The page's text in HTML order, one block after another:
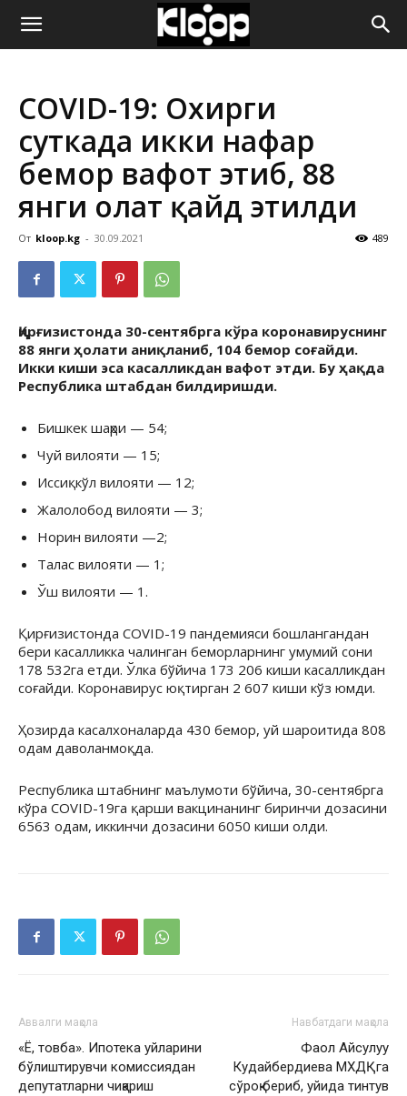
ҚИРҒИЗИСТОН
ЯНГИЛИКЛАРИ
COVID-19: Охирги
суткада икки нафар
бемор вафот этиб, 88
янги ҳолат қайд этилди
От kloop.kg - 30.09.2021 489
Қирғизистонда 30-сентябрга кўра коронавируснинг
88 янги ҳолати аниқланиб, 104 бемор соғайди.
Икки киши эса касалликдан вафот этди. Бу ҳақда
Республика штабдан билдиришди.
Бишкек шаҳри — 54;
Чуй вилояти — 15;
Иссиқкўл вилояти — 12;
Жалолобод вилояти — 3;
Норин вилояти —2;
Талас вилояти — 1;
Ўш вилояти — 1.
Қирғизистонда COVID-19 пандемияси бошлангандан
бери касалликка чалинган беморларнинг умумий сони
178 532га етди. Ўлка бўйича 173 206 киши касалликдан
соғайди. Коронавирус юқтирган 2 607 киши кўз юмди.
Ҳозирда касалхоналарда 430 бемор, уй шароитида 808
одам даволанмоқда.
Республика штабнинг маълумоти бўйича, 30-сентябрга
кўра COVID-19га қарши вакцинанинг биринчи дозасини
6563 одам, иккинчи дозасини 6050 киши олди.
Аввалги мақола
«Ё, товба». Ипотека уйларини
бўлиштирувчи комиссиядан
депутатларни чиқариш
Навбатдаги мақола
Фаол Айсулуу
Кудайбердиева МХДҚга
сўроқ бериб, уйида тинтув